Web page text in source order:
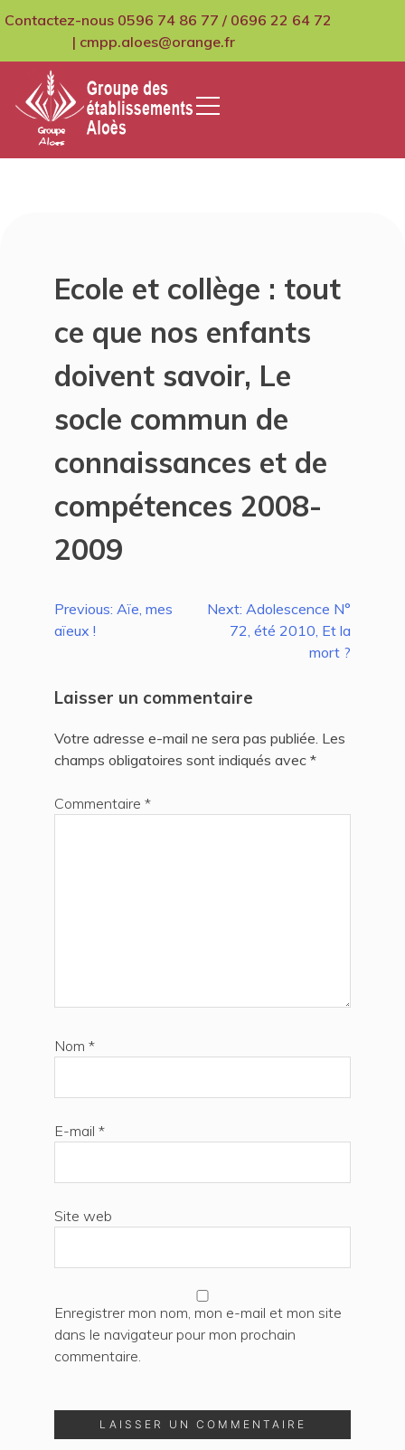
Contactez-nous 0596 74 86 77 / 0696 22 64 72
| cmpp.aloes@orange.fr
GCMPIH Aloes
Ecole et collège : tout
ce que nos enfants
doivent savoir, Le
socle commun de
connaissances et de
compétences 2008-
2009
Navigation
Previous: Aïe, mes
aïeux !
Next: Adolescence N°
72, été 2010, Et la
mort ?
Laisser un commentaire
Votre adresse e-mail ne sera pas publiée. Les
champs obligatoires sont indiqués avec *
Commentaire *
Nom *
E-mail *
Site web
Enregistrer mon nom, mon e-mail et mon site
dans le navigateur pour mon prochain
commentaire.